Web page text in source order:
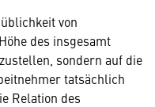
von
des insgesamt
sondern auf die
tatsächlich
Relation des